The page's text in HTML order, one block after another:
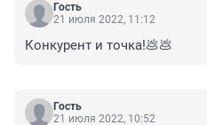
Гость
21 июля 2022, 11:12
Конкурент и точка!💩💩
Гость
21 июля 2022, 10:52